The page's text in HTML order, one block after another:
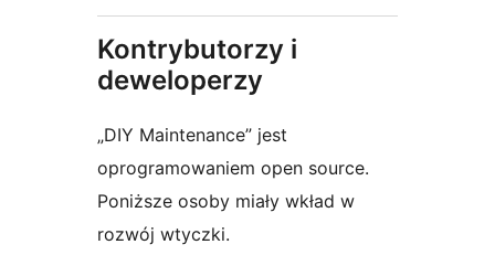
Kontrybutorzy i
deweloperzy
„DIY Maintenance” jest
oprogramowaniem open source.
Poniższe osoby miały wkład w
rozwój wtyczki.